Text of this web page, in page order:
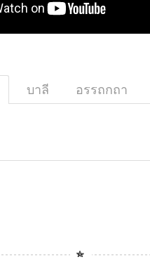
บาลี อรรถกถา